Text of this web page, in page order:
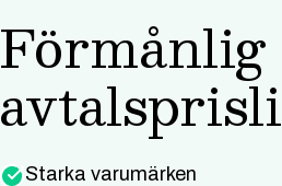
Förmånlig
Starka varumärken